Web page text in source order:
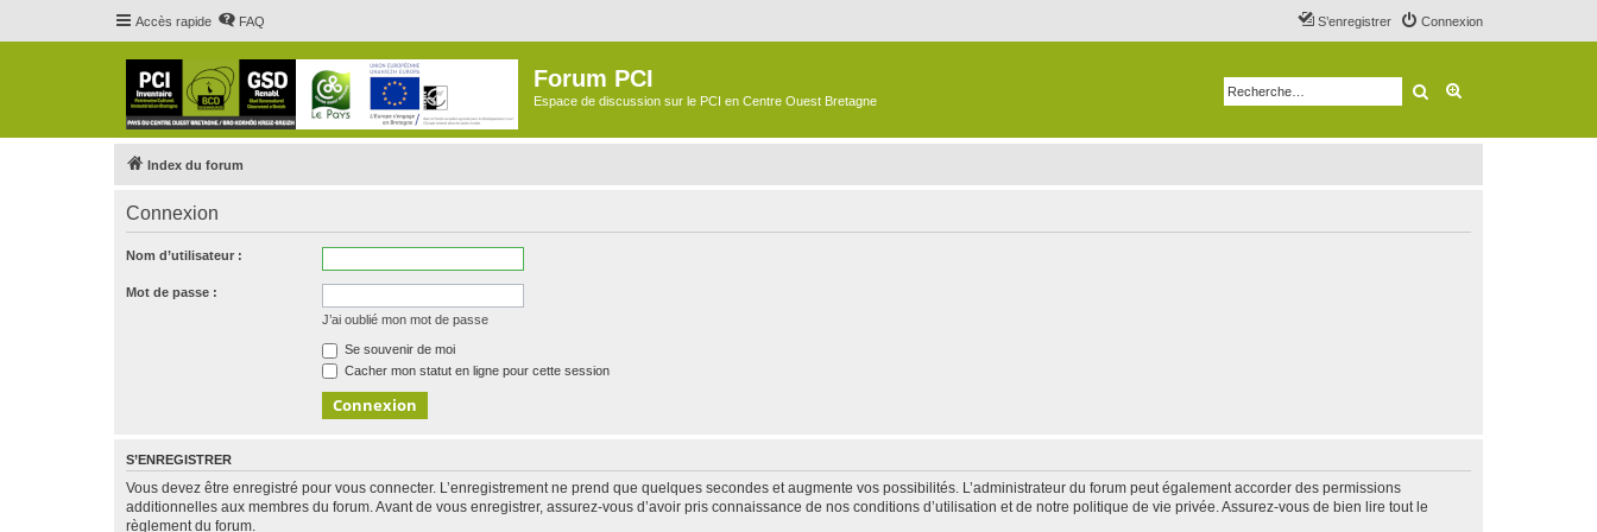
Accès rapide FAQ Connexion
S’enregistrer
Forum PCI
Espace de discussion sur le PCI en Centre Ouest Bretagne Rechercher
Index du forum
Connexion
Nom d’utilisateur :
Mot de passe :
J’ai oublié mon mot de passe
Se souvenir de moi
Cacher mon statut en ligne pour cette session
S’ENREGISTRER
Vous devez être enregistré pour vous connecter. L’enregistrement ne prend que quelques secondes et augmente vos possibilités. L’administrateur du forum peut également accorder des permissions
additionnelles aux membres du forum. Avant de vous enregistrer, assurez-vous d’avoir pris connaissance de nos conditions d’utilisation et de notre politique de vie privée. Assurez-vous de bien lire tout le
règlement du forum.